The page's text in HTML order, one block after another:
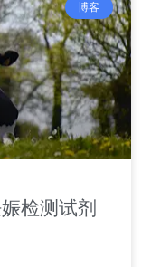
博客
检测试剂